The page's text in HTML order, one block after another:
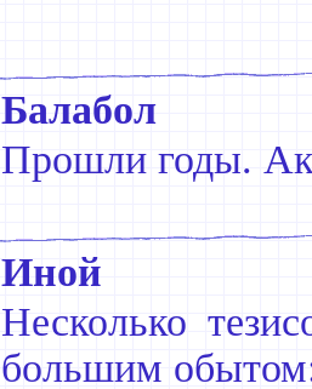
Балабол
Прошли годы.
Иной
Несколько
большим